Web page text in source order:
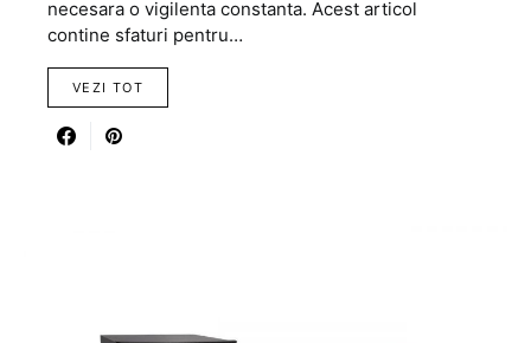
necesara o vigilenta constanta. Acest articol
contine sfaturi pentru…
VEZI TOT